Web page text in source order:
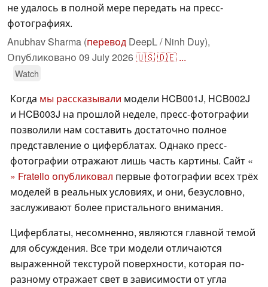
не удалось в полной мере передать на пресс-
фотографиях.
Anubhav Sharma (перевод DeepL / Ninh Duy),
Опубликовано 09 July 2026🇺🇸🇩🇪 ...
Watch
Когда мы рассказывали модели HCB001J, HCB002J
и HCB003J на прошлой неделе, пресс-фотографии
позволили нам составить достаточно полное
представление о циферблатах. Однако пресс-
фотографии отражают лишь часть картины. Сайт «
» Fratello опубликовал первые фотографии всех трёх
моделей в реальных условиях, и они, безусловно,
заслуживают более пристального внимания.
Циферблаты, несомненно, являются главной темой
для обсуждения. Все три модели отличаются
выраженной текстурой поверхности, которая по-
разному отражает свет в зависимости от угла